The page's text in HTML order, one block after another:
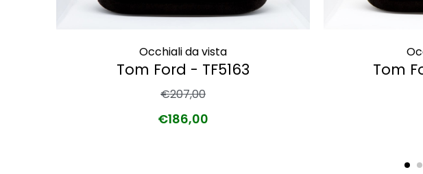
Occhiali da vista
Tom Ford - TF5163
€207,00
€186,00
Tom